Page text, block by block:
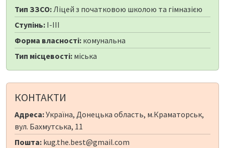
Тип ЗЗСО:Ліцей з початковою школою та гімназією
Ступінь: I-III
Форма власності: комунальна
Тип місцевості: міська
КОНТАКТИ
Адреса:Україна, Донецька область, м.Краматорськ,
вул. Бахмутська, 11
Пошта: kug.the.best@gmail.com